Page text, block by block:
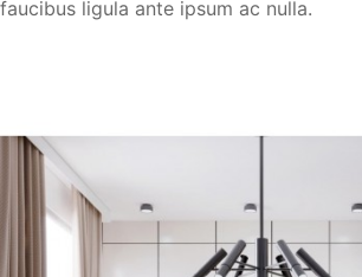
faucibus ligula ante ipsum ac nulla.